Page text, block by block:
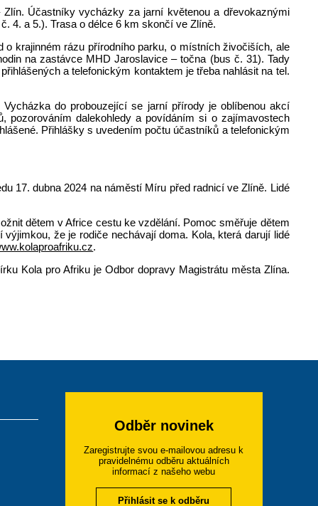
Účastníky vycházky za jarní květenou a dřevokaznými
4. a 5.). Trasa o délce 6 km skončí ve Zlíně.
krajinném rázu přírodního parku, o místních živočiších, ale
na zastávce MHD Jaroslavice – točna (bus č. 31). Tady
a telefonickým kontaktem je třeba nahlásit na tel.
do probouzející se jarní přírody je oblíbenou akcí
pozorováním dalekohledy a povídáním si o zajímavostech
Přihlášky s uvedením počtu účastníků a telefonickým
17. dubna 2024 na náměstí Míru před radnicí ve Zlíně. Lidé
dětem v Africe cestu ke vzdělání. Pomoc směřuje dětem
že je rodiče nechávají doma. Kola, která darují lidé
.
Kola pro Afriku je Odbor dopravy Magistrátu města Zlína.
Odběr novinek
Zaregistrujte svou e-mailovou adresu k
pravidelnému odběru aktuálních
informací z našeho webu
Přihlásit se k odběru